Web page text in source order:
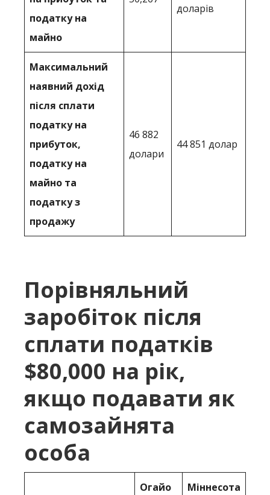
податку на
майно
доларів
Максимальний
наявний дохід
після сплати
податку на
прибуток,
податку на
майно та
податку з
продажу
46 882
долари
44 851 долар
Порівняльний
заробіток після
сплати податків
$80,000 на рік,
якщо подавати як
самозайнята
особа
Огайо Міннесота